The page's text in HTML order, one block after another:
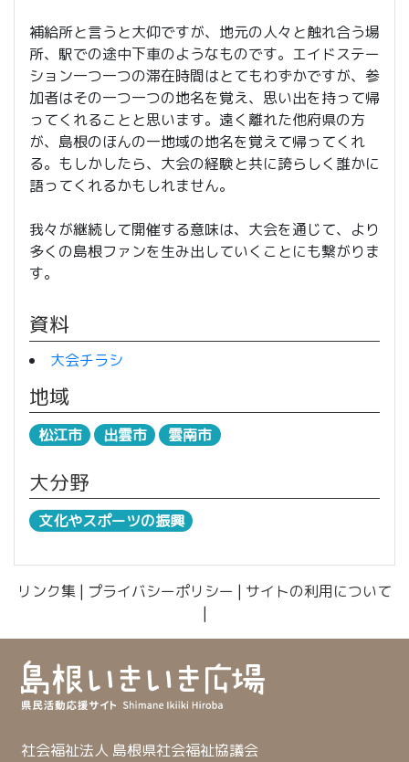
補給所と言うと大仰ですが、地元の人々と触れ合う場
所、駅での途中下車のようなものです。エイドステー
ション一つ一つの滞在時間はとてもわずかですが、参
加者はその一つ一つの地名を覚え、思い出を持って帰
ってくれることと思います。遠く離れた他府県の方
が、島根のほんの一地域の地名を覚えて帰ってくれ
る。もしかしたら、大会の経験と共に誇らしく誰かに
語ってくれるかもしれません。
我々が継続して開催する意味は、大会を通じて、より
多くの島根ファンを生み出していくことにも繋がりま
す。
資料
大会チラシ
地域
松江市 出雲市 雲南市
大分野
文化やスポーツの振興
リンク集 | プライバシーポリシー | サイトの利用について
|
社会福祉法人 島根県社会福祉協議会